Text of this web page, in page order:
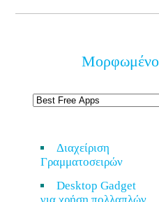
Μορφωμένο
Διαχείριση
Γραμματοσειρών
Desktop Gadget